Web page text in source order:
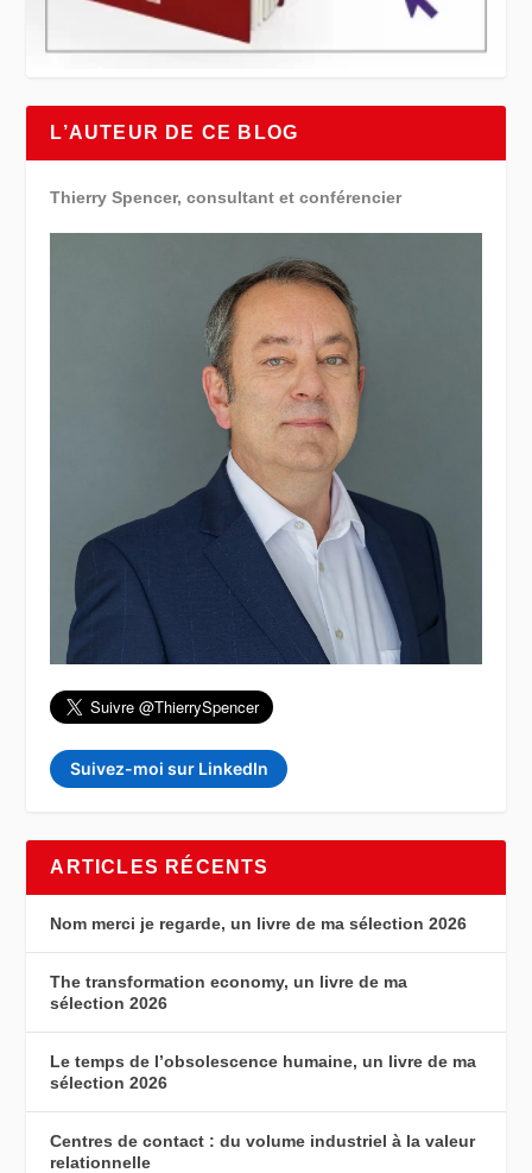
L’AUTEUR DE CE BLOG
Thierry Spencer, consultant et conférencier
Suivez-moi sur LinkedIn
ARTICLES RÉCENTS
Nom merci je regarde, un livre de ma sélection 2026
The transformation economy, un livre de ma
sélection 2026
Le temps de l’obsolescence humaine, un livre de ma
sélection 2026
Centres de contact : du volume industriel à la valeur
relationnelle